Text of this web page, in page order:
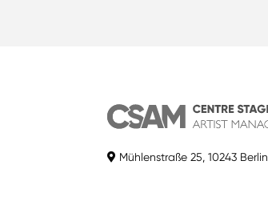
Mühlenstraße 25, 10243 Berlin